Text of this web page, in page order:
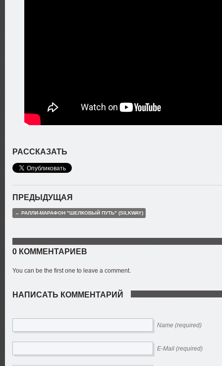
РАССКАЗАТЬ
ПРЕДЫДУЩАЯ
← РАЛЛИ-МАРАФОН "ШЕЛКОВЫЙ ПУТЬ" (SILKWAY)
0 КОММЕНТАРИЕВ
You can be the first one to leave a comment.
НАПИСАТЬ КОММЕНТАРИЙ
Name (required)
E-Mail (required)